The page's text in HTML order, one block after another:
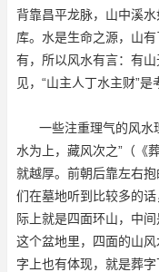
背靠昌平龙脉，山中溪
库。水是生命之源，山
有，所以风水有言：有
见，“山主人丁水主财”
一些注重理气的风水
水为上，藏风次之”（《
就越厚。前朝后靠左右
们在墓地听到比较多的
际上就是四面环山，中
这个盆地里，四面的山风
字上也有体现，就是葬